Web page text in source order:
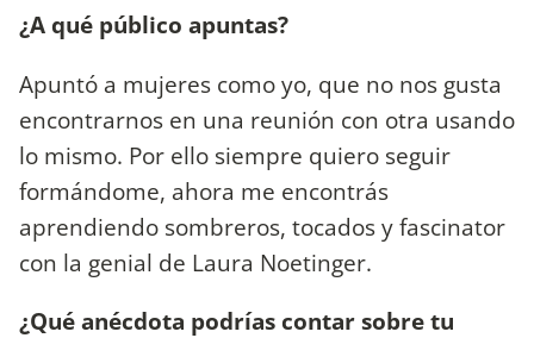
¿A qué público apuntas?
Apuntó a mujeres como yo, que no nos gusta
encontrarnos en una reunión con otra usando
lo mismo. Por ello siempre quiero seguir
formándome, ahora me encontrás
aprendiendo sombreros, tocados y fascinator
con la genial de Laura Noetinger.
¿Qué anécdota podrías contar sobre tu